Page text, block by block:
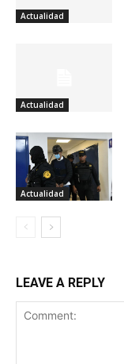
Actualidad
Actualidad
Actualidad
LEAVE A REPLY